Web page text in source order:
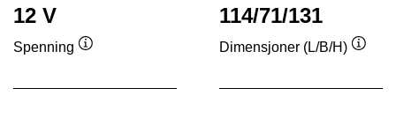
12 V
Spenning
114/71/131
Dimensjoner (L/B/H)